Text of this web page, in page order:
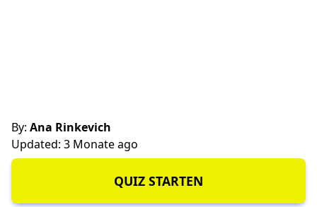
By: Ana Rinkevich
Updated: 3 Monate ago
QUIZ STARTEN